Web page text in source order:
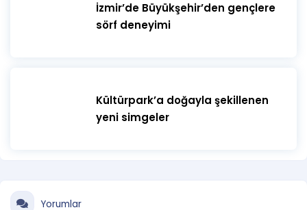
İzmir’de Büyükşehir’den gençlere
sörf deneyimi
Kültürpark’a doğayla şekillenen
yeni simgeler
Yorumlar